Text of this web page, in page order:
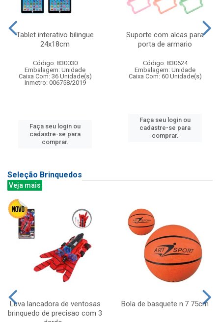
Tablet interativo bilingue
24x18cm
Código: 830030
Embalagem: Unidade
Caixa Com: 36 Unidade(s)
Inmetro: 006758/2019
Faça seu login ou
cadastre-se para
comprar.
Suporte com alcas para
porta de armario
Código: 830624
Embalagem: Unidade
Caixa Com: 60 Unidade(s)
Faça seu login ou
cadastre-se para
comprar.
Seleção Brinquedos
Veja mais
Luva lancadora de ventosas
brinquedo de precisao com 3
Bola de basquete n.7 75cm